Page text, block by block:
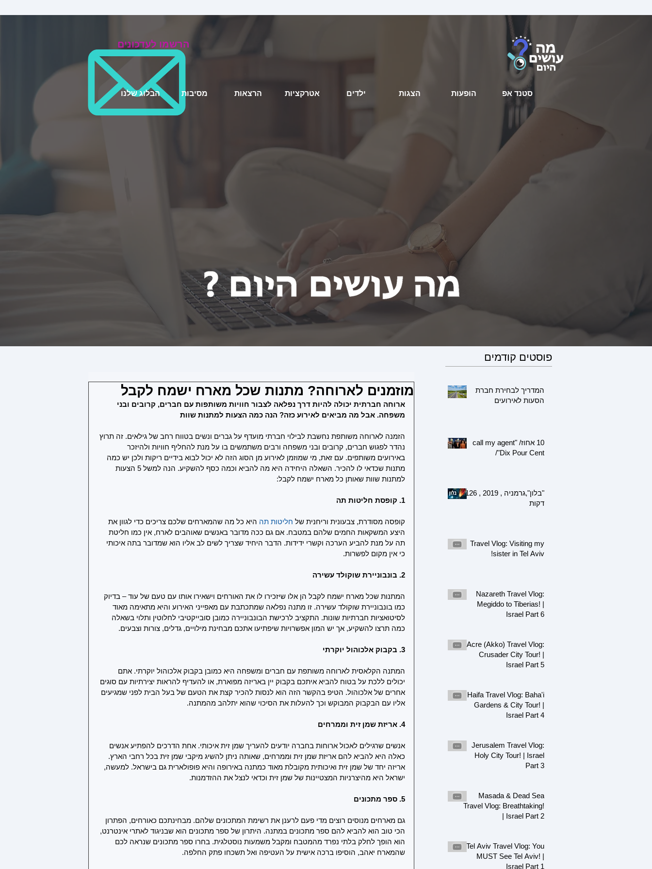
הרשמו לעדכונים
סטנד אפ הופעות הצגות ילדים אטרקציות הרצאות מסיבות הבלוג שלנו
פוסטים קודמים
מוזמנים לארוחה? מתנות שכל מארח ישמח לקבל
ארוחה חברתית יכולה להיות דרך נפלאה לצבור חוויות משותפות עם חברים, קרובים ובני
משפחה. אבל מה מביאים לאירוע כזה? הנה כמה הצעות למתנות שוות
הזמנה לארוחה משותפת נחשבת לבילוי חברתי מועדף על גברים ונשים בטווח רחב של גילאים. זה תרוץ
נהדר לפגוש חברים, קרובים ובני משפחה ורבים משתמשים בו על מנת להחליף חוויות ולהיזכר
באירועים משותפים. עם זאת, מי שמוזמן לאירוע מן הסוג הזה לא יכול לבוא בידיים ריקות ולכן יש כמה
מתנות שכדאי לו להכיר. השאלה היחידה היא מה להביא וכמה כסף להשקיע. הנה למשל 5 הצעות
למתנות שוות שאותן כל מארח ישמח לקבל:
1. קופסת חליטות תה
קופסה מסודרת, צבעונית וריחנית של חליטות תה היא כל מה שהמארחים שלכם צריכים כדי לגוון את
היצע המשקאות החמים שלהם במטבח. אם גם ככה מדובר באנשים שאוהבים לארח, אין כמו חליטת
תה על מנת להביע הערכה וקשרי ידידות. הדבר היחיד שצריך לשים לב אליו הוא שמדובר בתה איכותי
כי אין מקום לפשרות.
2. בונבוניירת שוקולד עשירה
המתנות שכל מארח ישמח לקבל הן אלו שיזכירו לו את האורחים וישאירו אותו עם טעם של עוד – בדיוק
כמו בונבוניירת שוקולד עשירה. זו מתנה נפלאה שמתכתבת עם מאפייני האירוע והיא מתאימה מאוד
לסיטואציות חברתיות שונות. התקציב לרכישת הבונבוניירה כמובן סובייקטיבי לחלוטין ותלוי בשאלה
כמה תרצו להשקיע, אך יש המון אפשרויות שיפתיעו אתכם מבחינת מילויים, גדלים, צורות וצבעים.
3. בקבוק אלכוהול יוקרתי
המתנה הקלאסית לארוחה משותפת עם חברים ומשפחה היא כמובן בקבוק אלכוהול יוקרתי. אתם
יכולים ללכת על בטוח להביא איתכם בקבוק יין באריזה מפוארת, או להעדיף להראות יצירתיות עם סוגים
אחרים של אלכוהול. הטיפ בהקשר הזה הוא לנסות להכיר קצת את הטעם של בעל הבית לפני שמגיעים
אליו עם הבקבוק המבוקש וכך להעלות את הסיכוי שהוא יתלהב מהמתנה.
4. אריזת שמן זית וממרחים
אנשים שרגילים לאכול ארוחות בחברה יודעים להעריך שמן זית איכותי. אחת הדרכים להפתיע אנשים
כאלה היא להביא להם אריזת שמן זית וממרחים, שאותה ניתן להשיג מיקבי שמן זית בכל רחבי הארץ.
אריזה יחד של שמן זית ואיכותית מקובלת מאוד כמתנה באירופה והיא פופולארית גם בישראל. למעשה,
ישראל היא מהיצרניות המצטיינות של שמן זית וכדאי לנצל את ההזדמנות.
5. ספר מתכונים
גם מארחים מנוסים רוצים מדי פעם לרענן את רשימת המתכונים שלהם. מבחינתכם כאורחים, הפתרון
הכי טוב הוא להביא להם ספר מתכונים במתנה. היתרון של ספר מתכונים הוא שבניגוד לאתרי אינטרנט,
הוא הופך לחלק בלתי נפרד מהמטבח ומקבל משמעות נוסטלגית. בחרו ספר מתכונים שנראה לכם
שהמארח יאהב, הוסיפו ברכה אישית על העטיפה ואל תשכחו פתק החלפה.
המדריך לבחירת חברת
הסעות לאירועים
10 אחוז/ "call my agent
/"Dix Pour Cent
"בלון",גרמניה , 2019 , 126
דקות
Travel Vlog: Visiting my
sister in Tel Aviv!
Nazareth Travel Vlog:
Megiddo to Tiberias! |
Israel Part 6
Acre (Akko) Travel Vlog:
Crusader City Tour! |
Israel Part 5
Haifa Travel Vlog: Baha'i
Gardens & City Tour! |
Israel Part 4
Jerusalem Travel Vlog:
Holy City Tour! | Israel
Part 3
Masada & Dead Sea
Travel Vlog: Breathtaking!
| Israel Part 2
Tel Aviv Travel Vlog: You
MUST See Tel Aviv! |
Israel Part 1